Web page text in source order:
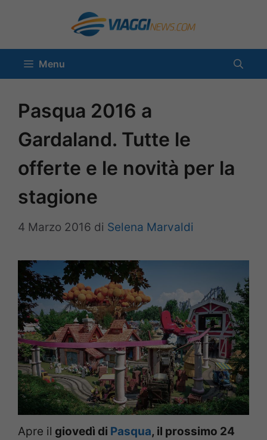
contenuto
Menu
Pasqua 2016 a
Gardaland. Tutte le
offerte e le novità per la
stagione
4 Marzo 2016 di Selena Marvaldi
Apre il giovedì di Pasqua, il prossimo 24